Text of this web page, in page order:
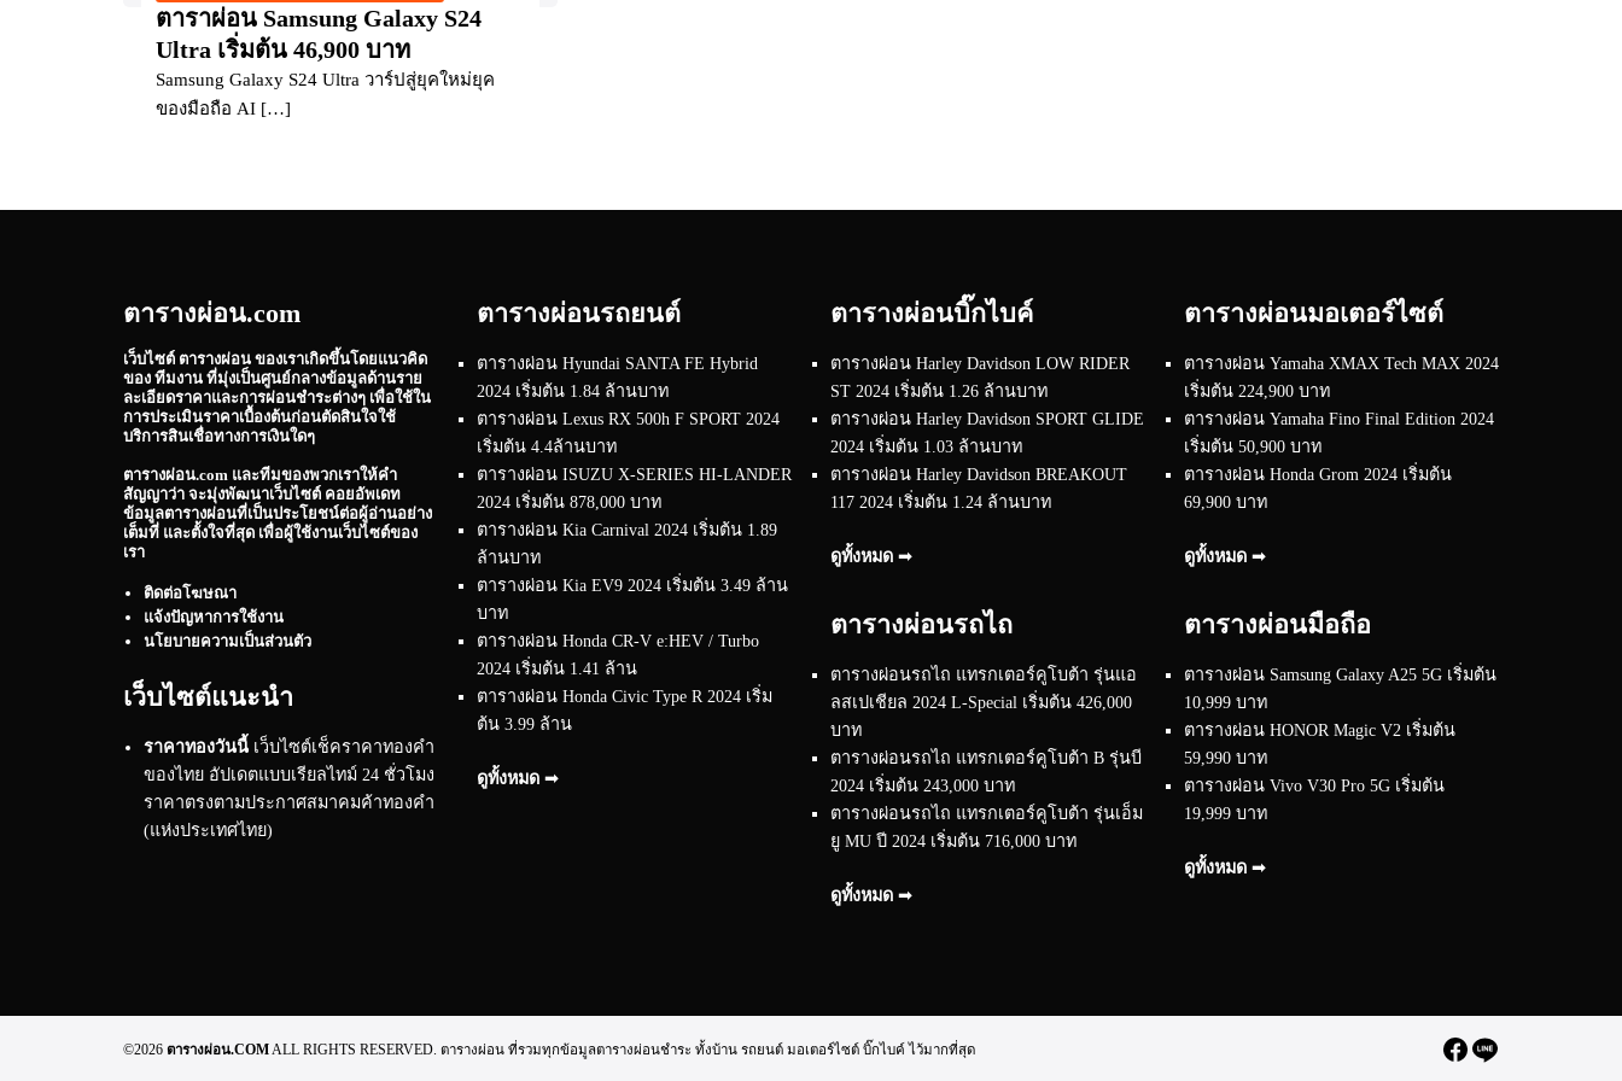
ตาราผ่อน Samsung Galaxy S24
Ultra เริ่มต้น 46,900 บาท
Samsung Galaxy S24 Ultra วาร์ปสู่ยุคใหม่ยุค
ของมือถือ AI […]
ตารางผ่อน.com
เว็บไซต์ ตารางผ่อน ของเราเกิดขึ้นโดยแนวคิด
ของ ทีมงาน ที่มุ่งเป็นศูนย์กลางข้อมูลด้านราย
ละเอียดราคาและการผ่อนชำระต่างๆ เพื่อใช้ใน
การประเมินราคาเบื้องต้นก่อนตัดสินใจใช้
บริการสินเชื่อทางการเงินใดๆ
ตารางผ่อน.com และทีมของพวกเราให้คำ
สัญญาว่า จะมุ่งพัฒนาเว็บไซต์ คอยอัพเดท
ข้อมูลตารางผ่อนที่เป็นประโยชน์ต่อผู้อ่านอย่าง
เต็มที่ และตั้งใจที่สุด เพื่อผู้ใช้งานเว็บไซต์ของ
เรา
ติดต่อโฆษณา
แจ้งปัญหาการใช้งาน
นโยบายความเป็นส่วนตัว
เว็บไซต์แนะนำ
ราคาทองวันนี้ เว็บไซต์เช็คราคาทองคำ
ของไทย อัปเดตแบบเรียลไทม์ 24 ชั่วโมง
ราคาตรงตามประกาศสมาคมค้าทองคำ
(แห่งประเทศไทย)
ตารางผ่อนรถยนต์
ตารางผ่อน Hyundai SANTA FE Hybrid
2024 เริ่มต้น 1.84 ล้านบาท
ตารางผ่อน Lexus RX 500h F SPORT 2024
เริ่มต้น 4.4ล้านบาท
ตารางผ่อน ISUZU X-SERIES HI-LANDER
2024 เริ่มต้น 878,000 บาท
ตารางผ่อน Kia Carnival 2024 เริ่มต้น 1.89
ล้านบาท
ตารางผ่อน Kia EV9 2024 เริ่มต้น 3.49 ล้าน
บาท
ตารางผ่อน Honda CR-V e:HEV / Turbo
2024 เริ่มต้น 1.41 ล้าน
ตารางผ่อน Honda Civic Type R 2024 เริ่ม
ต้น 3.99 ล้าน
ดูทั้งหมด ➟
ตารางผ่อนบิ๊กไบค์
ตารางผ่อน Harley Davidson LOW RIDER
ST 2024 เริ่มต้น 1.26 ล้านบาท
ตารางผ่อน Harley Davidson SPORT GLIDE
2024 เริ่มต้น 1.03 ล้านบาท
ตารางผ่อน Harley Davidson BREAKOUT
117 2024 เริ่มต้น 1.24 ล้านบาท
ดูทั้งหมด ➟
ตารางผ่อนรถไถ
ตารางผ่อนรถไถ แทรกเตอร์คูโบต้า รุ่นแอ
ลสเปเชียล 2024 L-Special เริ่มต้น 426,000
บาท
ตารางผ่อนรถไถ แทรกเตอร์คูโบต้า B รุ่นบี
2024 เริ่มต้น 243,000 บาท
ตารางผ่อนรถไถ แทรกเตอร์คูโบต้า รุ่นเอ็ม
ยู MU ปี 2024 เริ่มต้น 716,000 บาท
ดูทั้งหมด ➟
ตารางผ่อนมอเตอร์ไซต์
ตารางผ่อน Yamaha XMAX Tech MAX 2024
เริ่มต้น 224,900 บาท
ตารางผ่อน Yamaha Fino Final Edition 2024
เริ่มต้น 50,900 บาท
ตารางผ่อน Honda Grom 2024 เริ่มต้น
69,900 บาท
ดูทั้งหมด ➟
ตารางผ่อนมือถือ
ตารางผ่อน Samsung Galaxy A25 5G เริ่มต้น
10,999 บาท
ตารางผ่อน HONOR Magic V2 เริ่มต้น
59,990 บาท
ตารางผ่อน Vivo V30 Pro 5G เริ่มต้น
19,999 บาท
ดูทั้งหมด ➟
©2026 ตารางผ่อน.COM ALL RIGHTS RESERVED. ตารางผ่อน ที่รวมทุกข้อมูลตารางผ่อนชำระ ทั้งบ้าน รถยนต์ มอเตอร์ไซต์ บิ๊กไบค์ ไว้มากที่สุด